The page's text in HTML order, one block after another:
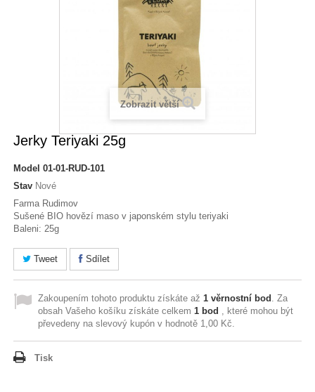
Zobrazit větší
Jerky Teriyaki 25g
Model 01-01-RUD-101
Stav Nové
Farma Rudimov
Sušené BIO hovězí maso v japonském stylu teriyaki
Baleni: 25g
Tweet Sdílet
Zakoupením tohoto produktu získáte až1 věrnostní bod . Za
obsah Vašeho košíku získáte celkem1 bod , které mohou být
převedeny na slevový kupón v hodnotě 1,00 Kč.
Tisk